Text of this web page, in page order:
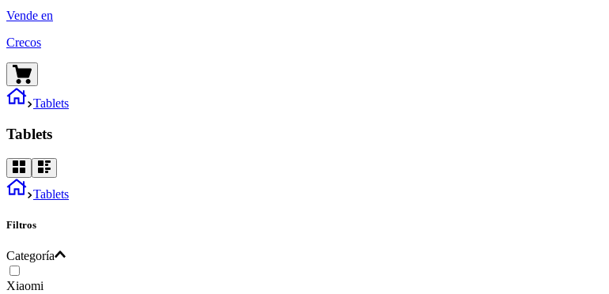
Vende en
Crecos
Tablets
Tablets
Tablets
Filtros
Categoría
Xiaomi